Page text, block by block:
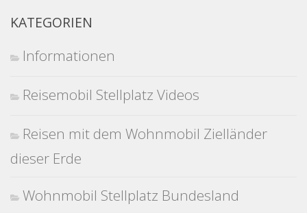
KATEGORIEN
Informationen
Reisemobil Stellplatz Videos
Reisen mit dem Wohnmobil Zielländer
dieser Erde
Wohnmobil Stellplatz Bundesland